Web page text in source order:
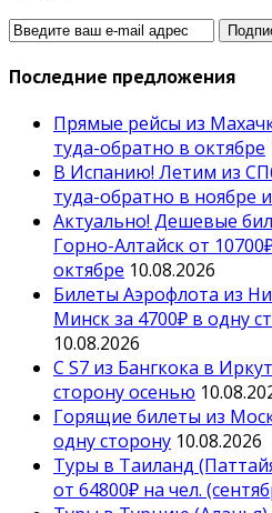
Последние предложения
Прямые рейсы из
туда-обратно в октябре
В Испанию! Летим из
туда-обратно в ноябре
Актуально! Дешевые
Горно-Алтайск от
октябре 10.08.2026
Билеты Аэрофлота из
Минск за 4700₽ в одну
10.08.2026
С S7 из Бангкока в
сторону осенью
Горящие билеты из
одну сторону 10.08.2026
Туры в Таиланд
от 64800₽ на чел.